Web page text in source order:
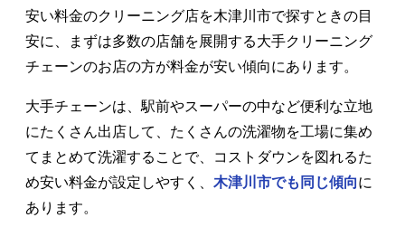
安い料金のクリーニング店を木津川市で探すときの目
安に、まずは多数の店舗を展開する大手クリーニング
チェーンのお店の方が料金が安い傾向にあります。
大手チェーンは、駅前やスーパーの中など便利な立地
にたくさん出店して、たくさんの洗濯物を工場に集め
てまとめて洗濯することで、コストダウンを図れるた
め安い料金が設定しやすく、 木津川市でも同じ傾向に
あります。